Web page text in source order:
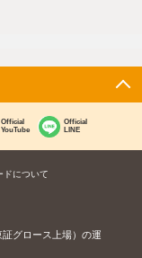
Official
YouTube
Official
LINE
ドについて
グロース上場）の運